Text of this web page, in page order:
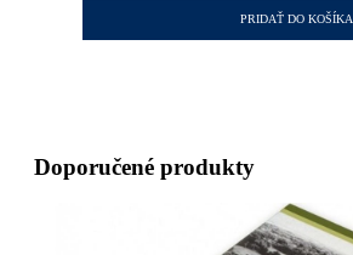
PRIDAŤ DO KOŠÍKA
Doporučené produkty